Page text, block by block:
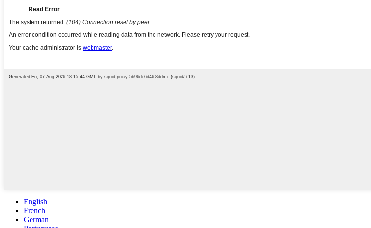
English
French
German